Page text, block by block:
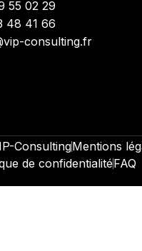
55 02 29
48 41 66
consulting.fr
ConsultingMentions
de confidentialitéFAQ